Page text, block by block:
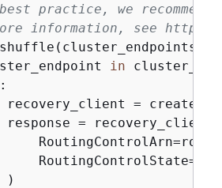
practice, we
information, see
in
:
recovery_client =
response =
)